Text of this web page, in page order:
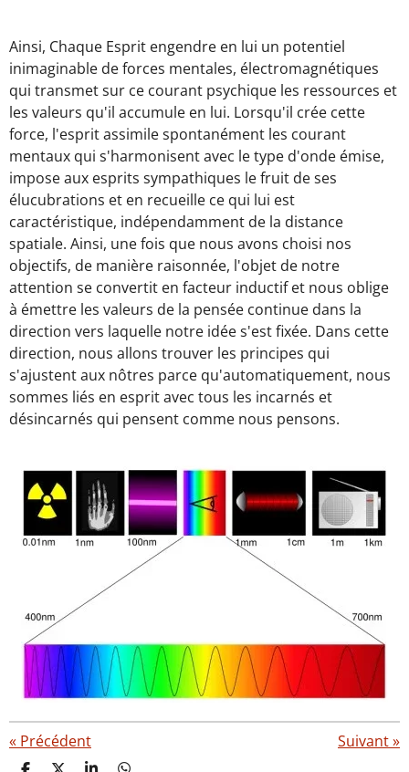
Ainsi, Chaque Esprit engendre en lui un potentiel
inimaginable de forces mentales, électromagnétiques
qui transmet sur ce courant psychique les ressources et
les valeurs qu'il accumule en lui. Lorsqu'il crée cette
force, l'esprit assimile spontanément les courant
mentaux qui s'harmonisent avec le type d'onde émise,
impose aux esprits sympathiques le fruit de ses
élucubrations et en recueille ce qui lui est
caractéristique, indépendamment de la distance
spatiale. Ainsi, une fois que nous avons choisi nos
objectifs, de manière raisonnée, l'objet de notre
attention se convertit en facteur inductif et nous oblige
à émettre les valeurs de la pensée continue dans la
direction vers laquelle notre idée s'est fixée. Dans cette
direction, nous allons trouver les principes qui
s'ajustent aux nôtres parce qu'automatiquement, nous
sommes liés en esprit avec tous les incarnés et
désincarnés qui pensent comme nous pensons.
« Précédent Suivant»